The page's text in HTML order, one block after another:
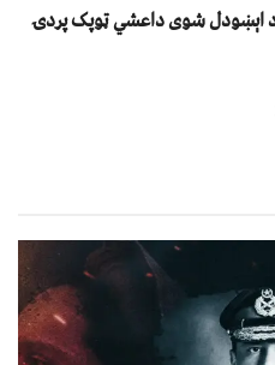
اېښودل شوی داعشي ټوپک پردۍ